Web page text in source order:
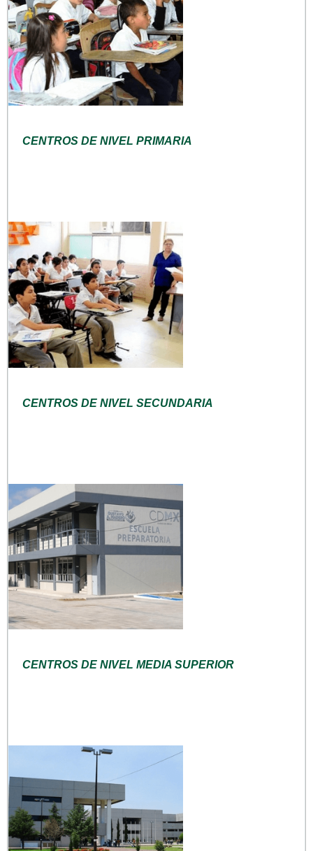
CENTROS DE NIVEL PRIMARIA
CENTROS DE NIVEL SECUNDARIA
CENTROS DE NIVEL MEDIA SUPERIOR